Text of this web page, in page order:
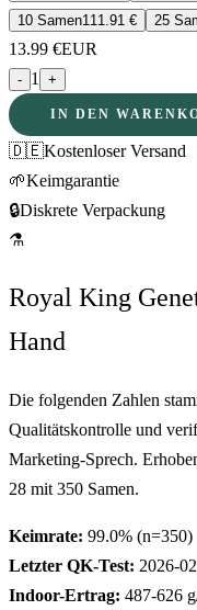
10 Samen111.91 € 25
13.99 €EUR
- 1 +
IN DEN
🇩🇪Kostenloser Versand
🌱Keimgarantie
🔒Diskrete Verpackung
⚗
Royal King
Hand
Die folgenden Zahlen
Qualitätskontrolle und
Marketing-Sprech.
28 mit 350 Samen.
Keimrate: 99.0% (n=350)
Letzter QK-Test: 2026-
Indoor-Ertrag: 487-626